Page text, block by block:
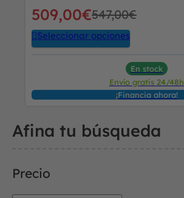
509,00€547,00€
Seleccionar opciones
En stock
Envío gratis 24/48h
¡Financia ahora!
Afina tu búsqueda
Precio